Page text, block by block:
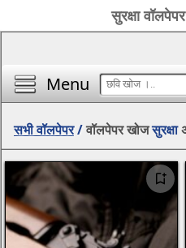
सुरक्षा
Menu
सभी वॉलपेपर/वॉलपेपर खोजसुरक्षा